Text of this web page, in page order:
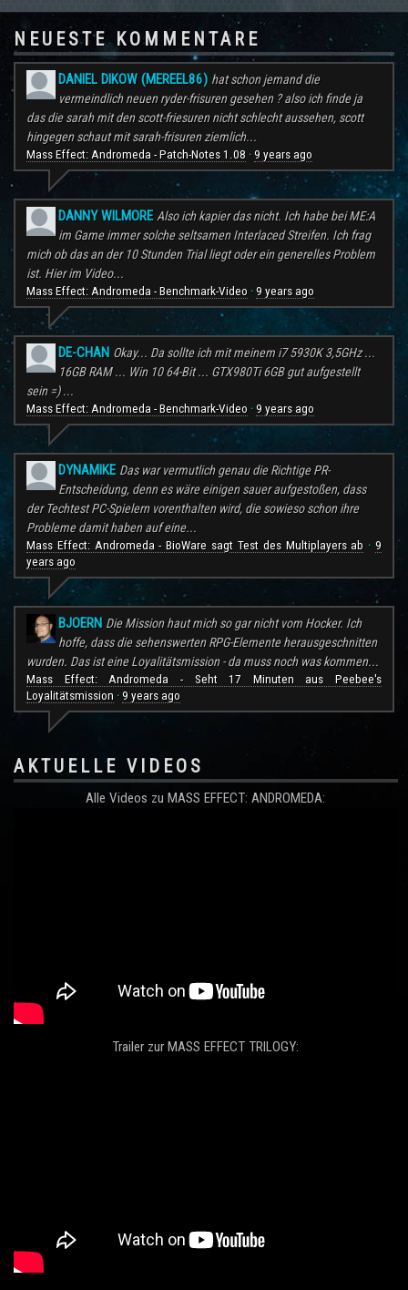
NEUESTE KOMMENTARE
DANIEL DIKOW (MEREEL86) hat schon jemand die
vermeindlich neuen ryder-frisuren gesehen ? also ich finde ja
das die sarah mit den scott-friesuren nicht schlecht aussehen, scott
hingegen schaut mit sarah-frisuren ziemlich...
Mass Effect: Andromeda - Patch-Notes 1.08 · 9 years ago
DANNY WILMORE Also ich kapier das nicht. Ich habe bei ME:A
im Game immer solche seltsamen Interlaced Streifen. Ich frag
mich ob das an der 10 Stunden Trial liegt oder ein generelles Problem
ist. Hier im Video...
Mass Effect: Andromeda - Benchmark-Video · 9 years ago
DE-CHAN Okay... Da sollte ich mit meinem i7 5930K 3,5GHz ...
16GB RAM ... Win 10 64-Bit ... GTX980Ti 6GB gut aufgestellt
sein =) ...
Mass Effect: Andromeda - Benchmark-Video · 9 years ago
DYNAMIKE Das war vermutlich genau die Richtige PR-
Entscheidung, denn es wäre einigen sauer aufgestoßen, dass
der Techtest PC-Spielern vorenthalten wird, die sowieso schon ihre
Probleme damit haben auf eine...
Mass Effect: Andromeda - BioWare sagt Test des Multiplayers ab ·9
years ago
BJOERN Die Mission haut mich so gar nicht vom Hocker. Ich
hoffe, dass die sehenswerten RPG-Elemente herausgeschnitten
wurden. Das ist eine Loyalitätsmission - da muss noch was kommen...
Mass Effect: Andromeda - Seht 17 Minuten aus Peebee's
Loyalitätsmission · 9 years ago
AKTUELLE VIDEOS
Alle Videos zu MASS EFFECT: ANDROMEDA:
Trailer zur MASS EFFECT TRILOGY: